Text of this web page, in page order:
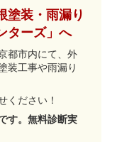
塗装・雨漏り
ターズ」へ
都市内にて、外
装工事や雨漏り
ください！
す。無料診断実